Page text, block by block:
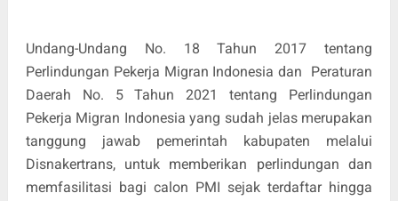
Undang-Undang No. 18 Tahun 2017 tentang
Perlindungan Pekerja Migran Indonesia dan
Peraturan
Daerah No. 5 Tahun 2021 tentang Perlindungan
Pekerja Migran Indonesia yang sudah jelas merupakan
tanggung jawab pemerintah kabupaten melalui
Disnakertrans, untuk memberikan perlindungan dan
memfasilitasi bagi calon PMI sejak terdaftar hingga